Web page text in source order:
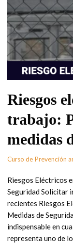
Riesgos
trabajo:
medidas
Curso de Prevención
Riesgos Eléctricos
Seguridad Solicitar
recientes Riesgos
Medidas de
indispensable en
representa uno de